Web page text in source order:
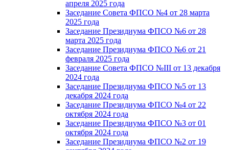
апреля 2025 года
Заседание Совета ФПСО №4 от 28 марта
2025 года
Заседание Президиума ФПСО №6 от 28
марта 2025 года
Заседание Президиума ФПСО №6 от 21
февраля 2025 года
Заседание Совета ФПСО №III от 13 декабря
2024 года
Заседание Президиума ФПСО №5 от 13
декабря 2024 года
Заседание Президиума ФПСО №4 от 22
октября 2024 года
Заседание Президиума ФПСО №3 от 01
октября 2024 года
Заседание Президиума ФПСО №2 от 19